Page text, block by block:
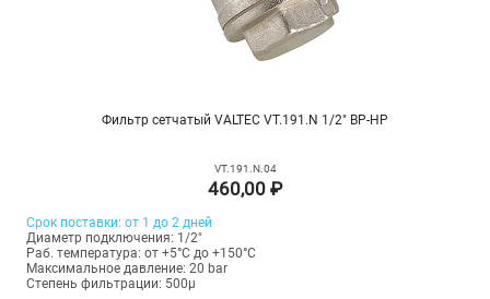
Фильтр сетчатый VALTEC VT.191.N 1/2" ВР-НР
VT.191.N.04
460,00 ₽
Срок поставки: от 1 до 2 дней
Диаметр подключения: 1/2"
Раб. температура: от +5°C до +150°C
Максимальное давление: 20 bar
Степень фильтрации: 500µ